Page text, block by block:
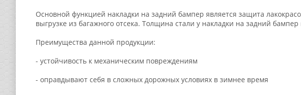
Основной функцией накладки на задний бампер является защита
выгрузке из багажного отсека. Толщина стали у накладки на задний
Преимущества данной продукции:
- устойчивость к механическим повреждениям
- оправдывают себя в сложных дорожных условиях в зимнее время